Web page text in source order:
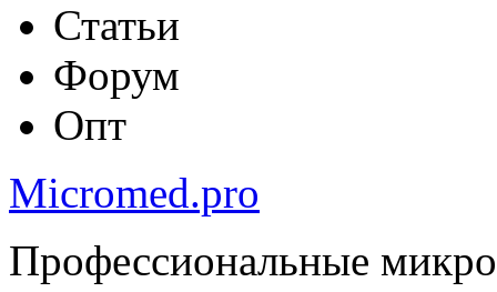
Статьи
Форум
Опт
Micromed.pro
Профессиональные